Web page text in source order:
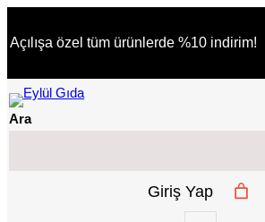
geç
Açılışa özel tüm ürünlerde %10 indirim!
Ara
Giriş Yap